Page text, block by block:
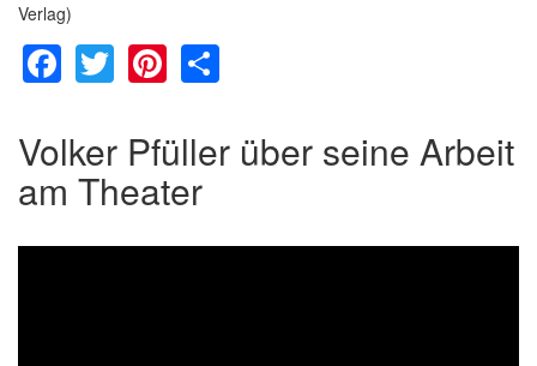
Verlag)
Facebook
TwitterPinterest
Volker Pfüller über seine Arbeit
am Theater